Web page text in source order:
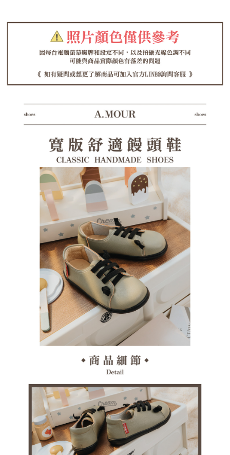
３．收到繳費通知簡訊後14天內，點擊此簡訊中的連結，可透過四大超商／
ATM／網路銀行／等多元方式進行付款，方視為交易完成。
※ 請注意：結帳手續完成當下不需立刻繳費，但若您需要取消訂單，請聯絡
購買商品的店家。未經商家同意取消之訂單仍視為有效，需透過AFTEE先享
後付繳納相關費用。
是否繳費成功／繳費後需取消欲退款等相關疑問，請聯繫「AFTEE先享後付
客戶支援中心」https://netprotections.freshdesk.com/support/home
【注意事項】
１．透過由恩沛科技股份有限公司提供之「AFTEE先享後付」服務完成之交
２．關於個人資料處理事宜，請瀏覽以下網址：
https://aftee.tw/terms/#terms3
３．未成年的使用者請事先徵得法定代理人或監護人之同意方可使用
「AFTEE先享後付」，若未經同意申辦者引起之損失，本公司不負相關責
４．使用「AFTEE先享後付」時，將依據個別帳號之用戶狀況，依本公司即
時審查核予不同之上限額度；若仍有額度不足之情形，本公司將視審查結果
請求用戶進行身份認證。
５．嚴禁一人註冊多個帳號或使用他人資訊註冊。若發現惡意使用之情形，
恩沛科技股份有限公司將有權停止該用戶之使用額度並採取法律行動。
每筆NT$60，滿NT$1,380(含以上)免運費
每筆NT$100，滿NT$1,380(含以上)免運費
每筆NT$125，滿NT$1,380(含以上)免運費
海外宅配（貨到付運費）